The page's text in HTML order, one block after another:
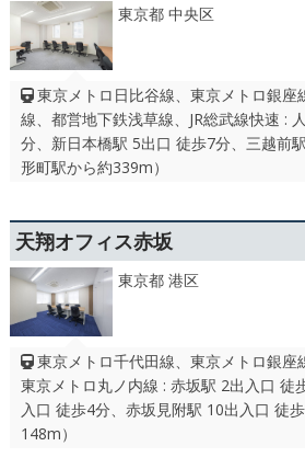
東京都 中央区
東京メトロ日比谷線、東京メトロ銀座
線、都営地下鉄浅草線、JR総武線快速 :
分、新日本橋駅 5出口 徒歩7分、三越前
形町駅から約339m）
天翔オフィス赤坂
東京都 港区
東京メトロ千代田線、東京メトロ銀座
東京メトロ丸ノ内線 : 赤坂駅 2出入口 徒
入口 徒歩4分、赤坂見附駅 10出入口 徒
148m）